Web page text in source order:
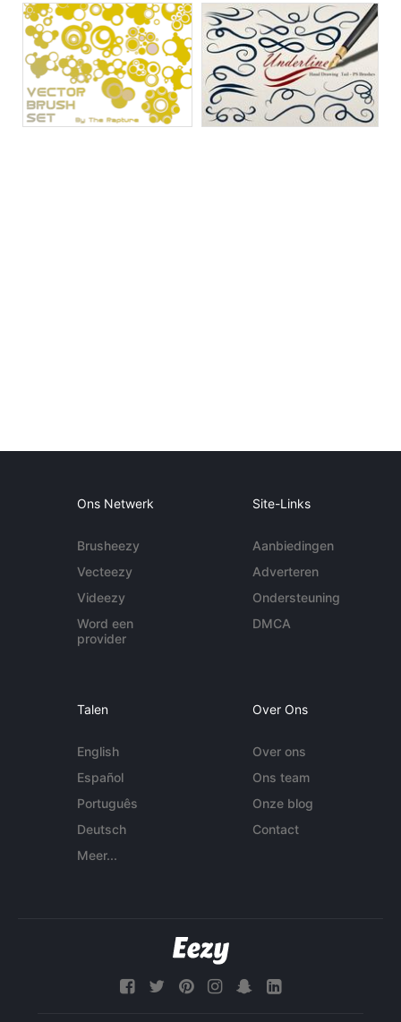
Ons Netwerk
Brusheezy
Vecteezy
Videezy
Word een
provider
Site-Links
Aanbiedingen
Adverteren
Ondersteuning
DMCA
Talen
English
Español
Português
Deutsch
Meer...
Over Ons
Over ons
Ons team
Onze blog
Contact